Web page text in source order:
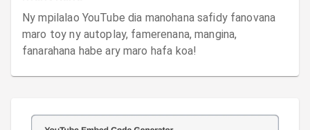
Ny mpilalao YouTube dia manohana safidy fanovana
maro toy ny autoplay, famerenana, mangina,
fanarahana habe ary maro hafa koa!